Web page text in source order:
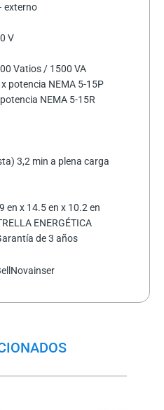
externo
V
Vatios / 1500 VA
potencia NEMA 5-15P
NEMA 5-15R
3,2 min a plena carga
en x 14.5 en x 10.2 en
ENERGÉTICA
de 3 años